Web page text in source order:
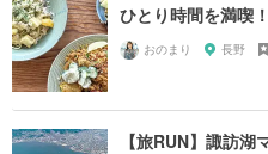
ひとり時間を満喫
おのまり 長野
【旅RUN】諏訪